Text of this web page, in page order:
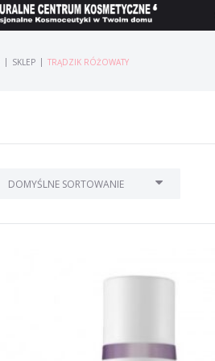
| SKLEP | TRĄDZIK RÓŻOWATY